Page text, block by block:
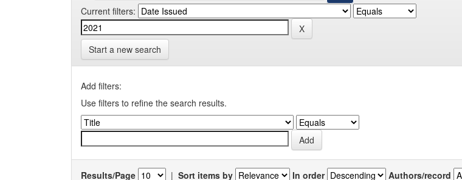
Current filters:
Start a new search
Add filters:
Use filters to refine the search results.
Results/Page | Sort items by In order Authors/record